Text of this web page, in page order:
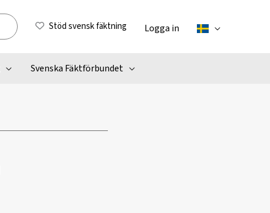
Stöd svensk fäktning Logga in
Svenska Fäktförbundet